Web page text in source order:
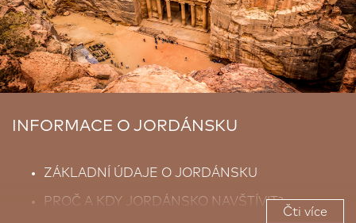
INFORMACE O JORDÁNSKU
ZÁKLADNÍ ÚDAJE O JORDÁNSKU
PROČ A KDY JORDÁNSKO NAVŠTÍVIT?
Čti více